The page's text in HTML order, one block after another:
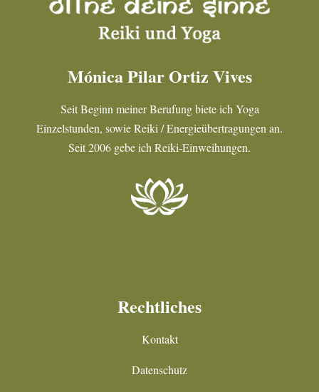
Mónica Pilar Ortiz Vives
Seit Beginn meiner Berufung biete ich Yoga
Einzelstunden, sowie Reiki / Energieübertragungen an.
Seit 2006 gebe ich Reiki-Einweihungen.
Rechtliches
Kontakt
Datenschutz